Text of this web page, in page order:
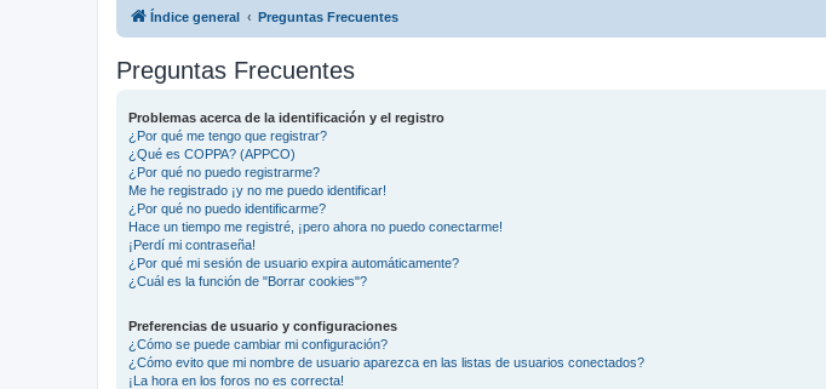
Índice general Preguntas Frecuentes
Preguntas Frecuentes
Problemas acerca de la identificación y el registro
¿Por qué me tengo que registrar?
¿Qué es COPPA? (APPCO)
¿Por qué no puedo registrarme?
Me he registrado ¡y no me puedo identificar!
¿Por qué no puedo identificarme?
Hace un tiempo me registré, ¡pero ahora no puedo conectarme!
¡Perdí mi contraseña!
¿Por qué mi sesión de usuario expira automáticamente?
¿Cuál es la función de "Borrar cookies"?
Preferencias de usuario y configuraciones
¿Cómo se puede cambiar mi configuración?
¿Cómo evito que mi nombre de usuario aparezca en las listas de usuarios conectados?
¡La hora en los foros no es correcta!